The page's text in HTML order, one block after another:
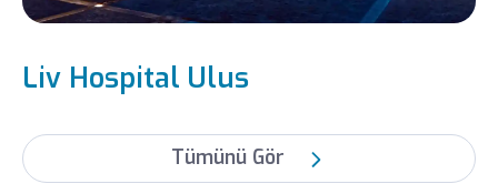
Liv Hospital Ulus
Tümünü Gör